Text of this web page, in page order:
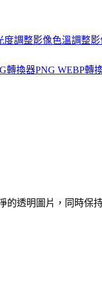
度調整影像色溫調整
轉換器PNG WEBP轉
的透明圖片，同時保